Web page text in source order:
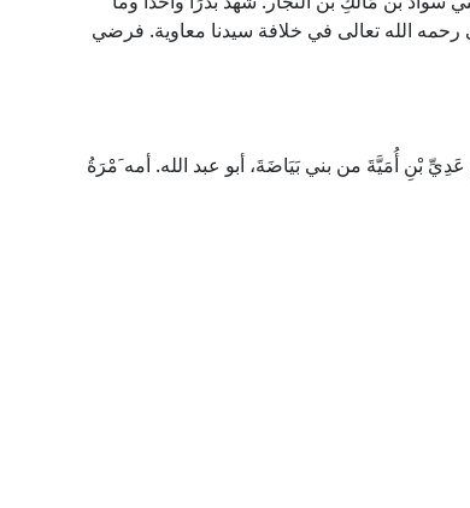
رحمه الله تعالى في خلافة سيدنا معاوية. فرضي
بْنِ أُمَيَّةَ من بني بَيَاضَةَ، أبو عبد الله. أمه َمْرَةُ